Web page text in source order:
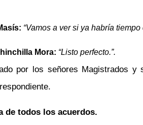
: “Vamos a ver si ya habría
Mora: “Listo perfecto.”.
por los señores Magistrados
de todos los acuerdos.